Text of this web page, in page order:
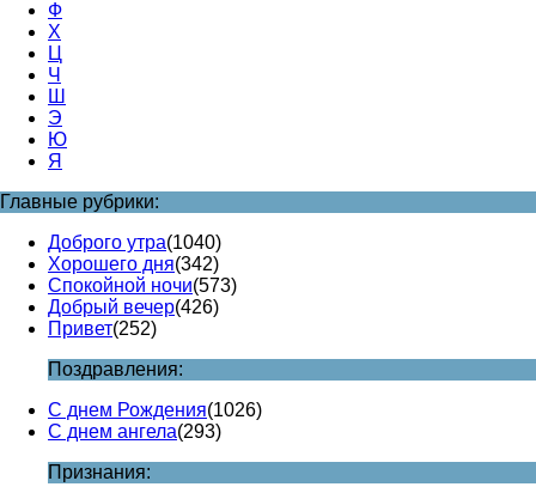
Ф
Х
Ц
Ч
Ш
Э
Ю
Я
Главные рубрики:
Доброго утра(1040)
Хорошего дня(342)
Спокойной ночи(573)
Добрый вечер(426)
Привет(252)
Поздравления:
С днем Рождения(1026)
С днем ангела(293)
Признания: